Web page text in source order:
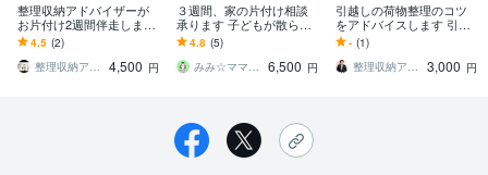
整理収納アドバイザーが
お片付け2週間伴走します
気軽に相談出来るテキス
トチャットで一緒に片付
けましょう★
4.5 (2)
整理収納アドバイザーMAMI
4,500 円
３週間、家の片付け相談
承ります 子どもが散らか
してもスッキリ暮らせる
家を目指しませんか？
4.8 (5)
みみ☆ママと子どものお片付けの先生
6,500 円
引越しの荷物整理のコツ
をアドバイスします 引越
し準備がラクになる！プ
ロの整理術をお教えしま
す！
- (1)
整理収納アドバイザー・もりかわゆき
3,000 円